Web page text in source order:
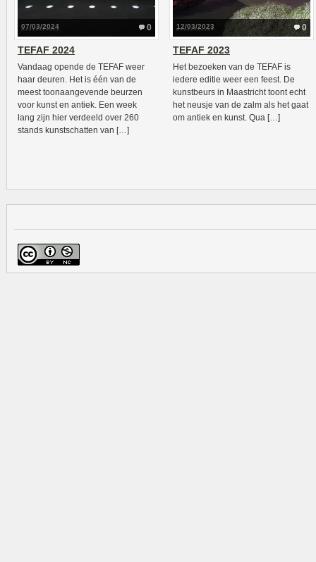
0
07/03/2024
TEFAF 2024
Vandaag opende de TEFAF weer
haar deuren. Het is één van de
meest toonaangevende beurzen
voor kunst en antiek. Een week
lang zijn hier verdeeld over 260
stands kunstschatten van […]
0
12/03/2023
TEFAF 2023
Het bezoeken van de TEFAF is
iedere editie weer een feest. De
kunstbeurs in Maastricht toont echt
het neusje van de zalm als het gaat
om antiek en kunst. Qua […]